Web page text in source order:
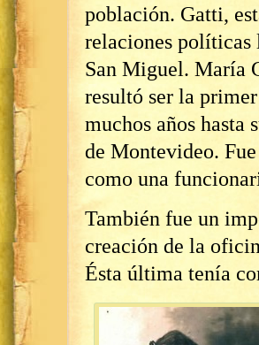
población. Gatti,
relaciones políticas
San Miguel. María
resultó ser la
muchos años
de Montevideo.
como una
También fue un
creación de la
Ésta última tenía